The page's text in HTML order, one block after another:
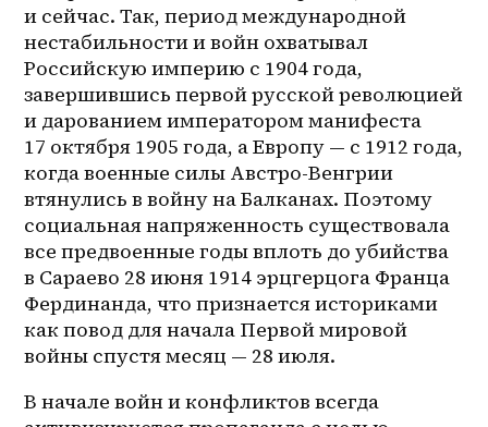
и сейчас. Так, период международной
нестабильности и войн охватывал
Российскую империю с 1904 года,
завершившись первой русской революцией
и дарованием императором манифеста
17 октября 1905 года, а Европу — с 1912 года,
когда военные силы Австро-Венгрии
втянулись в войну на Балканах. Поэтому
социальная напряженность существовала
все предвоенные годы вплоть до убийства
в Сараево 28 июня 1914 эрцгерцога Франца
Фердинанда, что признается историками
как повод для начала Первой мировой
войны спустя месяц — 28 июля.
В начале войн и конфликтов всегда